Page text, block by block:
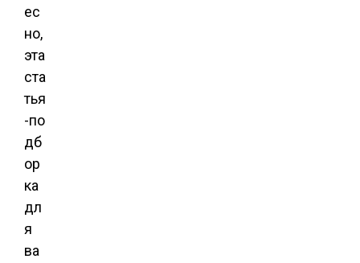
ес
но,
эта
ста
тья
-по
дб
ор
ка
дл
я
ва